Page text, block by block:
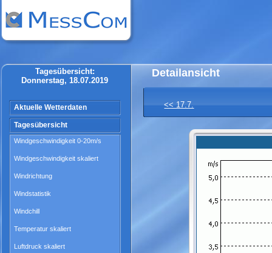
Tagesübersicht:
Donnerstag, 18.07.2019
Detailansicht
<< 17.7.
Aktuelle Wetterdaten
Tagesübersicht
Windgeschwindigkeit 0-20m/s
Windgeschwindigkeit skaliert
Windrichtung
Windstatistik
Windchill
Temperatur skaliert
Luftdruck skaliert